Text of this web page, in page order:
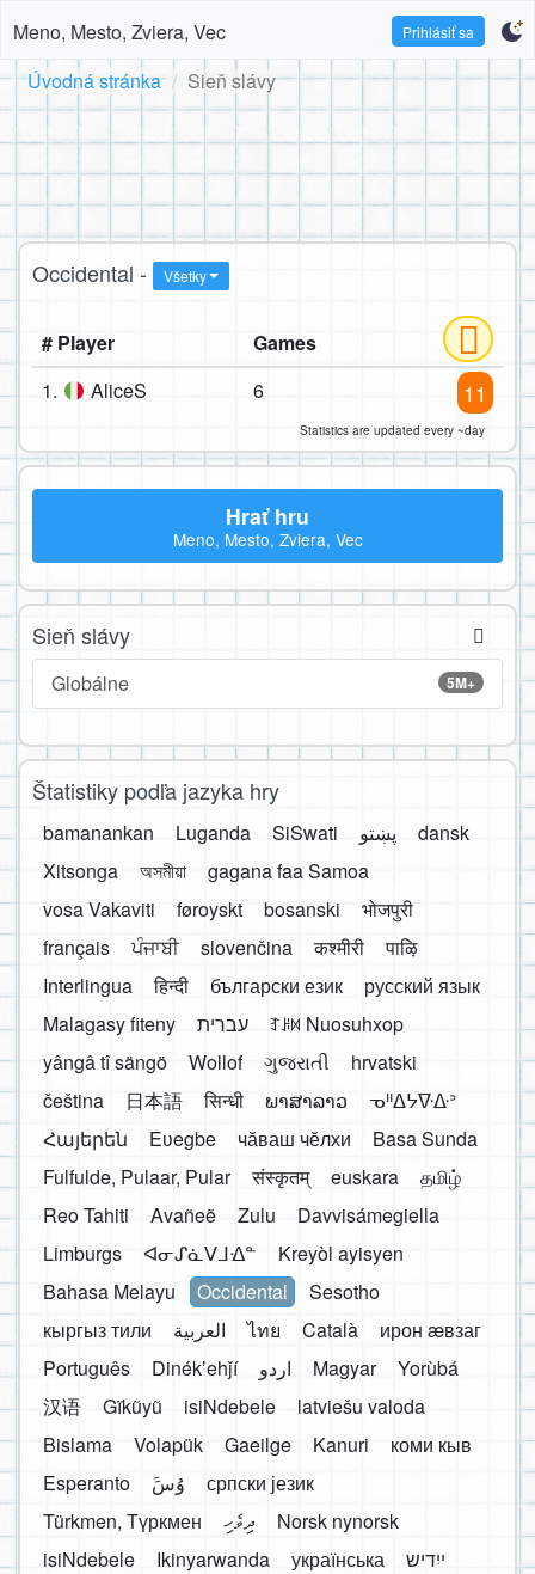
Meno, Mesto, Zviera, Vec Prihlásiť sa
Úvodná stránka Sieň slávy
Occidental - Všetky
# Player
Games
1.
AliceS 6 11
Statistics are updated every ~day
Hrať hru
Meno, Mesto, Zviera, Vec
Sieň slávy
5M+
Globálne
Štatistiky podľa jazyka hry
bamanankan Luganda SiSwati پښتو
dansk
Xitsonga
অসমীয়া
gagana faa Samoa
vosa Vakaviti
føroyskt bosanski
भोजपुरी
français
ਪੰਜਾਬੀ slovenčina कश्मीरी
पाऴि
Interlingua
हिन्दी български език
русский язык
Malagasy fiteny
עברית
ꆈꌠ꒿ Nuosuhxop
yângâ tî sängö
Wollof ગુજરાતી
hrvatski
čeština
日本語 सिन्धी ພາສາລາວ
ᓀᐦᐃᔭᐍᐏᐣ
Հայերեն
Eʋegbe чӑваш чӗлхи
Basa Sunda
Fulfulde, Pulaar, Pular
संस्कृतम् euskara
தமிழ்
Reo Tahiti
Avañeẽ Zulu
Davvisámegiella
Limburgs
ᐊᓂᔑᓈᐯᒧᐎᓐ
Kreyòl ayisyen
Bahasa Melayu
Occidental
Sesotho
кыргыз тили
العربية ไทย Català
ирон æвзаг
Português
Dinékʼehǰí اردو Magyar
Yorùbá
汉语
Gĩkũyũ isiNdebele
latviešu valoda
Bislama
Volapük Gaeilge Kanuri
коми кыв
Esperanto
َوُسَ
српски језик
Türkmen, Түркмен
ދިވެހި
Norsk nynorsk
isiNdebele
Ikinyarwanda українська
ייִדיש